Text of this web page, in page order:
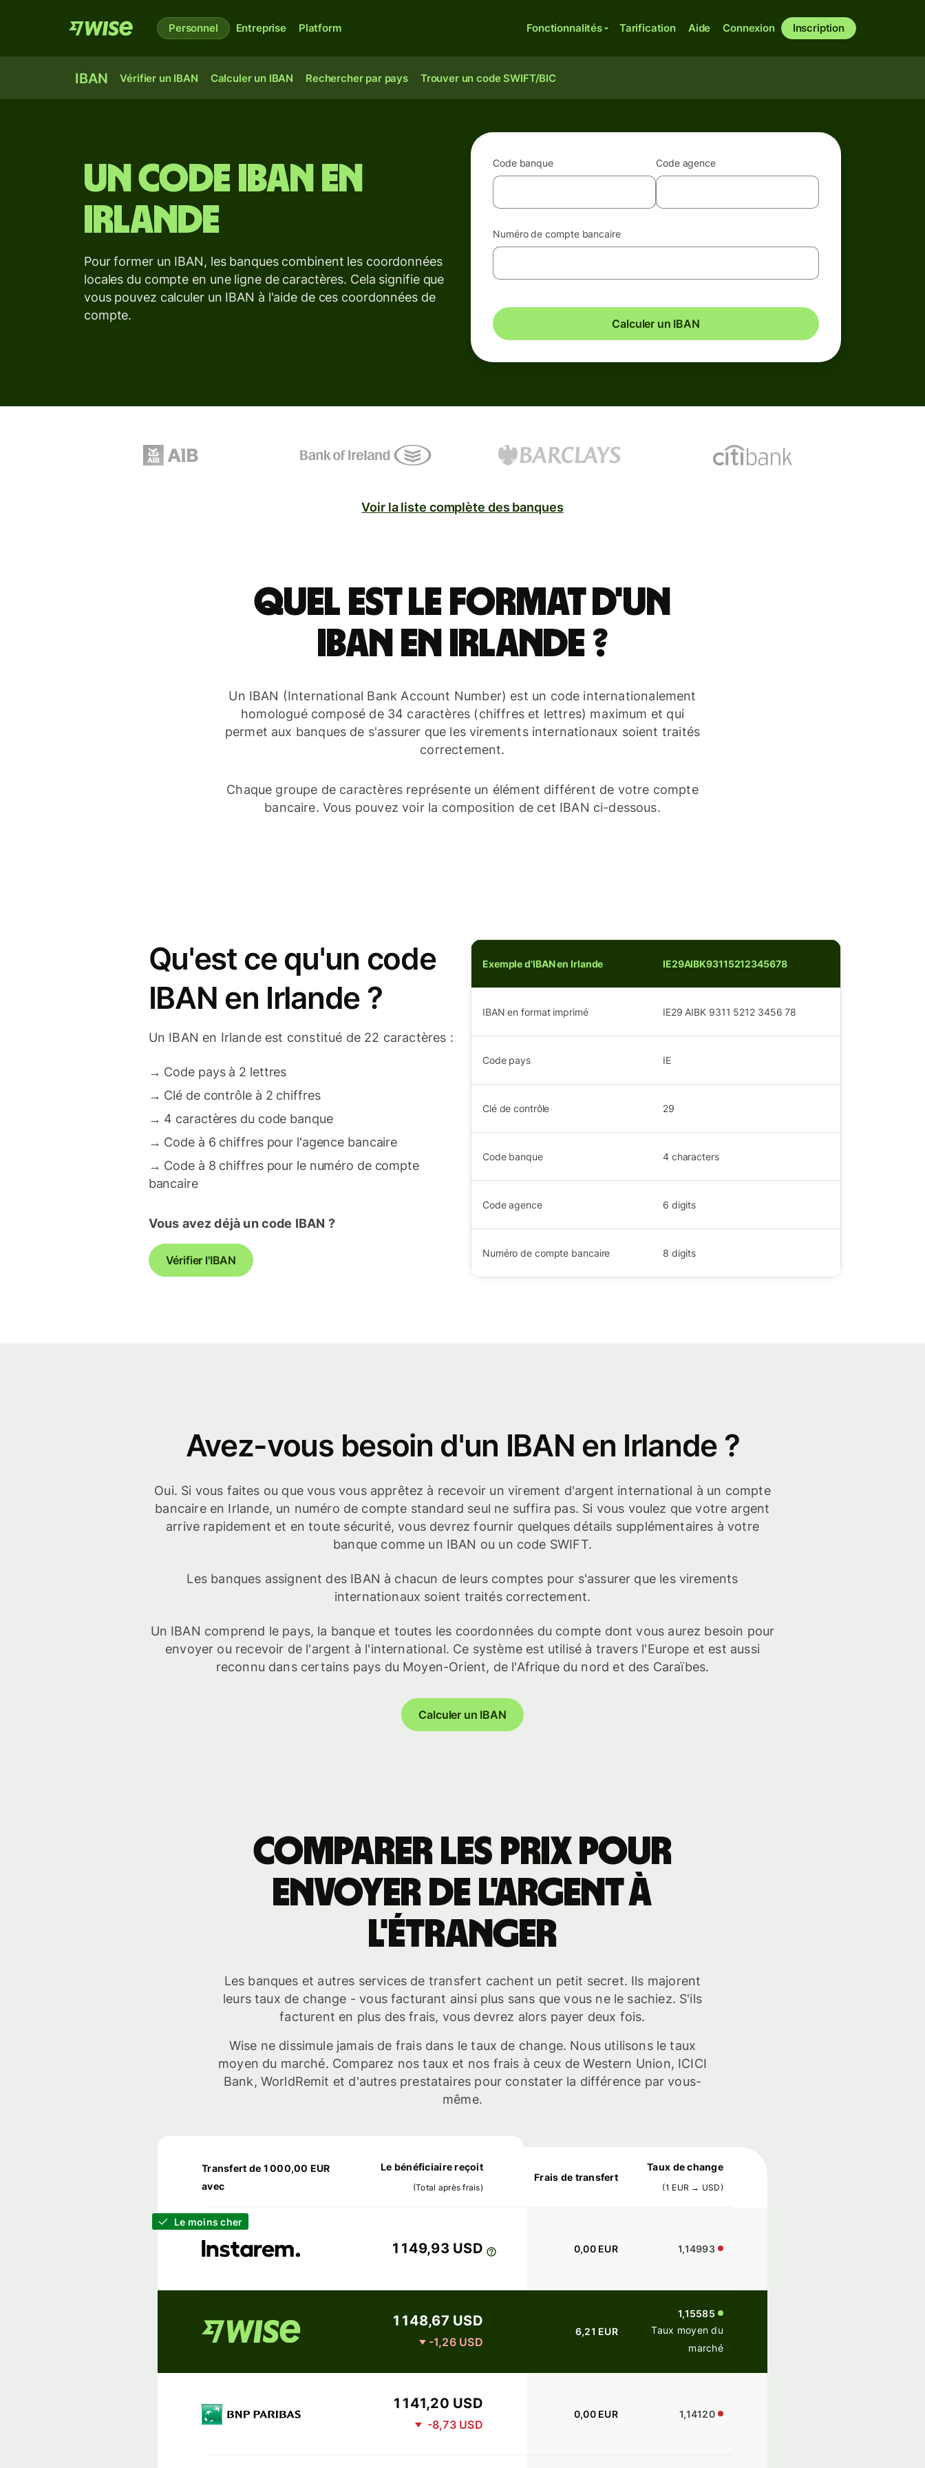
Personnel Entreprise Platform Fonctionnalités Tarification Aide Connexion Inscription
IBAN Vérifier un IBAN Calculer un IBAN Rechercher par pays Trouver un code SWIFT/BIC
Un code IBAN en
Irlande
Pour former un IBAN, les banques combinent les coordonnées
locales du compte en une ligne de caractères. Cela signifie que
vous pouvez calculer un IBAN à l'aide de ces coordonnées de
compte.
Code banque Code agence
Numéro de compte bancaire
Calculer un IBAN
Voir la liste complète des banques
Quel est le format d'un
IBAN en Irlande ?
Un IBAN (International Bank Account Number) est un code internationalement
homologué composé de 34 caractères (chiffres et lettres) maximum et qui
permet aux banques de s'assurer que les virements internationaux soient traités
correctement.
Chaque groupe de caractères représente un élément différent de votre compte
bancaire. Vous pouvez voir la composition de cet IBAN ci-dessous.
Qu'est ce qu'un code
IBAN en Irlande ?
Un IBAN en Irlande est constitué de 22 caractères :
→ Code pays à 2 lettres
→ Clé de contrôle à 2 chiffres
→ 4 caractères du code banque
→ Code à 6 chiffres pour l'agence bancaire
→ Code à 8 chiffres pour le numéro de compte
bancaire
Vous avez déjà un code IBAN ?
Vérifier l'IBAN
Exemple d'IBAN en Irlande IE29AIBK93115212345678
IBAN en format imprimé IE29 AIBK 9311 5212 3456 78
Code pays IE
Clé de contrôle 29
Code banque 4 characters
Code agence 6 digits
Numéro de compte bancaire 8 digits
Avez-vous besoin d'un IBAN en Irlande ?
Oui. Si vous faites ou que vous vous apprêtez à recevoir un virement d'argent international à un compte
bancaire en Irlande, un numéro de compte standard seul ne suffira pas. Si vous voulez que votre argent
arrive rapidement et en toute sécurité, vous devrez fournir quelques détails supplémentaires à votre
banque comme un IBAN ou un code SWIFT.
Les banques assignent des IBAN à chacun de leurs comptes pour s'assurer que les virements
internationaux soient traités correctement.
Un IBAN comprend le pays, la banque et toutes les coordonnées du compte dont vous aurez besoin pour
envoyer ou recevoir de l'argent à l'international. Ce système est utilisé à travers l'Europe et est aussi
reconnu dans certains pays du Moyen-Orient, de l'Afrique du nord et des Caraïbes.
Calculer un IBAN
Comparer les prix pour
envoyer de l'argent à
l'étranger
Les banques et autres services de transfert cachent un petit secret. Ils majorent
leurs taux de change - vous facturant ainsi plus sans que vous ne le sachiez. S'ils
facturent en plus des frais, vous devrez alors payer deux fois.
Wise ne dissimule jamais de frais dans le taux de change. Nous utilisons le taux
moyen du marché. Comparez nos taux et nos frais à ceux de Western Union, ICICI
Bank, WorldRemit et d'autres prestataires pour constater la différence par vous-
même.
Transfert de 1 000,00 EUR
avec
Le bénéficiaire reçoit
(Total après frais)
Frais de transfert
Taux de change
(1 EUR → USD)
Le moins cher
1 149,93 USD 0,00 EUR 1,14993
1 148,67 USD
-1,26 USD
6,21 EUR
1,15585
Taux moyen du
marché
1 141,20 USD
-8,73 USD
0,00 EUR 1,14120